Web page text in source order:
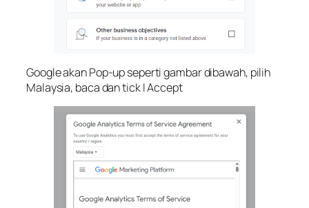
Google akan Pop-up seperti gambar dibawah, pilih
Malaysia, baca dan tick I Accept